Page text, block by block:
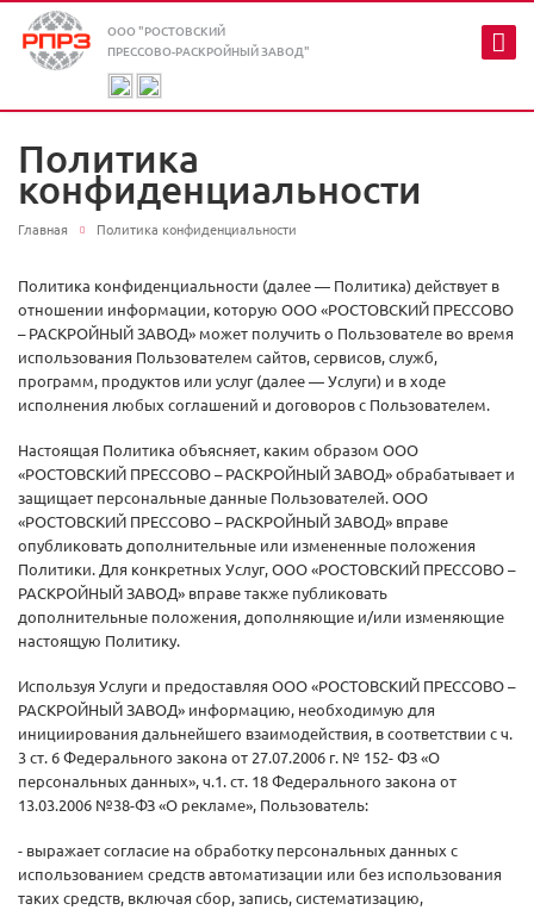
ООО "РОСТОВСКИЙ
ПРЕССОВО-РАСКРОЙНЫЙ ЗАВОД"
Политика
конфиденциальности
Главная Политика конфиденциальности
Политика конфиденциальности (далее — Политика) действует в
отношении информации, которую ООО «РОСТОВСКИЙ ПРЕССОВО
– РАСКРОЙНЫЙ ЗАВОД» может получить о Пользователе во время
использования Пользователем сайтов, сервисов, служб,
программ, продуктов или услуг (далее — Услуги) и в ходе
исполнения любых соглашений и договоров с Пользователем.
Настоящая Политика объясняет, каким образом ООО
«РОСТОВСКИЙ ПРЕССОВО – РАСКРОЙНЫЙ ЗАВОД» обрабатывает и
защищает персональные данные Пользователей. ООО
«РОСТОВСКИЙ ПРЕССОВО – РАСКРОЙНЫЙ ЗАВОД» вправе
опубликовать дополнительные или измененные положения
Политики. Для конкретных Услуг, ООО «РОСТОВСКИЙ ПРЕССОВО –
РАСКРОЙНЫЙ ЗАВОД» вправе также публиковать
дополнительные положения, дополняющие и/или изменяющие
настоящую Политику.
Используя Услуги и предоставляя ООО «РОСТОВСКИЙ ПРЕССОВО –
РАСКРОЙНЫЙ ЗАВОД» информацию, необходимую для
инициирования дальнейшего взаимодействия, в соответствии с ч.
3 ст. 6 Федерального закона от 27.07.2006 г. № 152- ФЗ «О
персональных данных», ч.1. ст. 18 Федерального закона от
13.03.2006 №38-ФЗ «О рекламе», Пользователь:
- выражает согласие на обработку персональных данных с
использованием средств автоматизации или без использования
таких средств, включая сбор, запись, систематизацию,